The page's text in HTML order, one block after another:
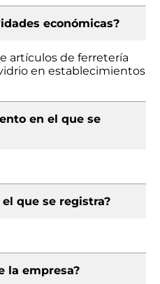
económicas?
artículos de ferretería
en establecimientos
en el que se
que se registra?
la empresa?